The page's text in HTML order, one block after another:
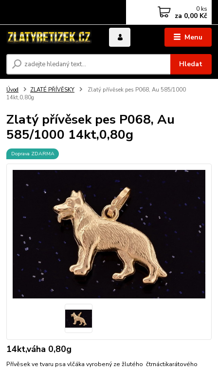
Menu
Hledat
0 ks
za 0,00 Kč
Úvod ZLATÉ PŘÍVĚSKY
Zlatý přívěsek pes P068, Au 585/1000
14kt,0,80g
Zlatý přívěsek pes P068, Au
585/1000 14kt,0,80g
Doprava ZDARMA
14kt,váha 0,80g
Přívěsek ve tvaru psa vlčáka vyrobený ze žlutého čtrnáctikarátového